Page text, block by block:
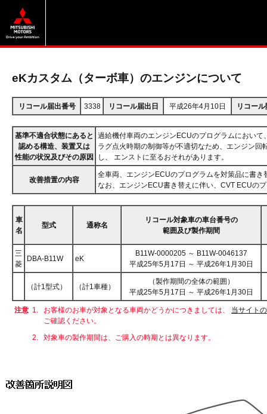
eKカスタム（ターボ車）のエンジンについて
リコール届出番号 3338 リコール届出日 平成26年4月10日 リコー
基準不適合状態にあると
認める構造、装置又は
性能の状況及びその原因
過給機付車両のエンジンECUのプログラムにおいて
ラグ点火時期の制御等が不適切なため、エンジン回
し、 エンストに至るおそれがあります。
改善措置の内容
全車両、エンジンECUのプログラムを対策品に書き
なお、エンジンECU書き替えに伴い、CVT ECUの
車
名
型式 通称名
リコール対象車の車台番号の
範囲及び製作期間
三
菱
DBA-B11W eK
B11W-0000205 ～ B11W-0046137
平成25年5月17日 ～ 平成26年1月30日
（計1型式） （計1車種）
（製作期間の全体の範囲）
平成25年5月17日 ～ 平成26年1月30日
注意 1. お客様のお車が対象となる車両かどうかにつきましては、 当サイト
ご確認ください。
2.
対象車の製作期間は、ご購入の時期とは異なります。